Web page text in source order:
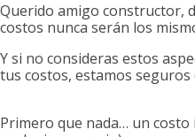
Querido amigo constructor,
costos nunca serán los
Y si no consideras estos
tus costos, estamos
Primero que nada… un